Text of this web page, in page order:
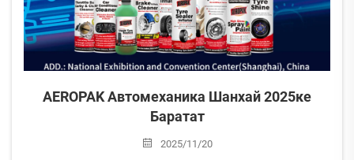
AEROPAK Автомеханика Шанхай 2025ке
Баратат
2025/11/20